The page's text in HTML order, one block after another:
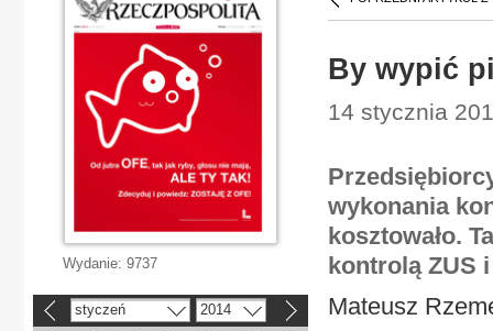
By wypić
14 stycznia
wykonania
kosztowało.
kontrolą ZUS
Mateusz
Wydanie: 9737
styczeń 2014